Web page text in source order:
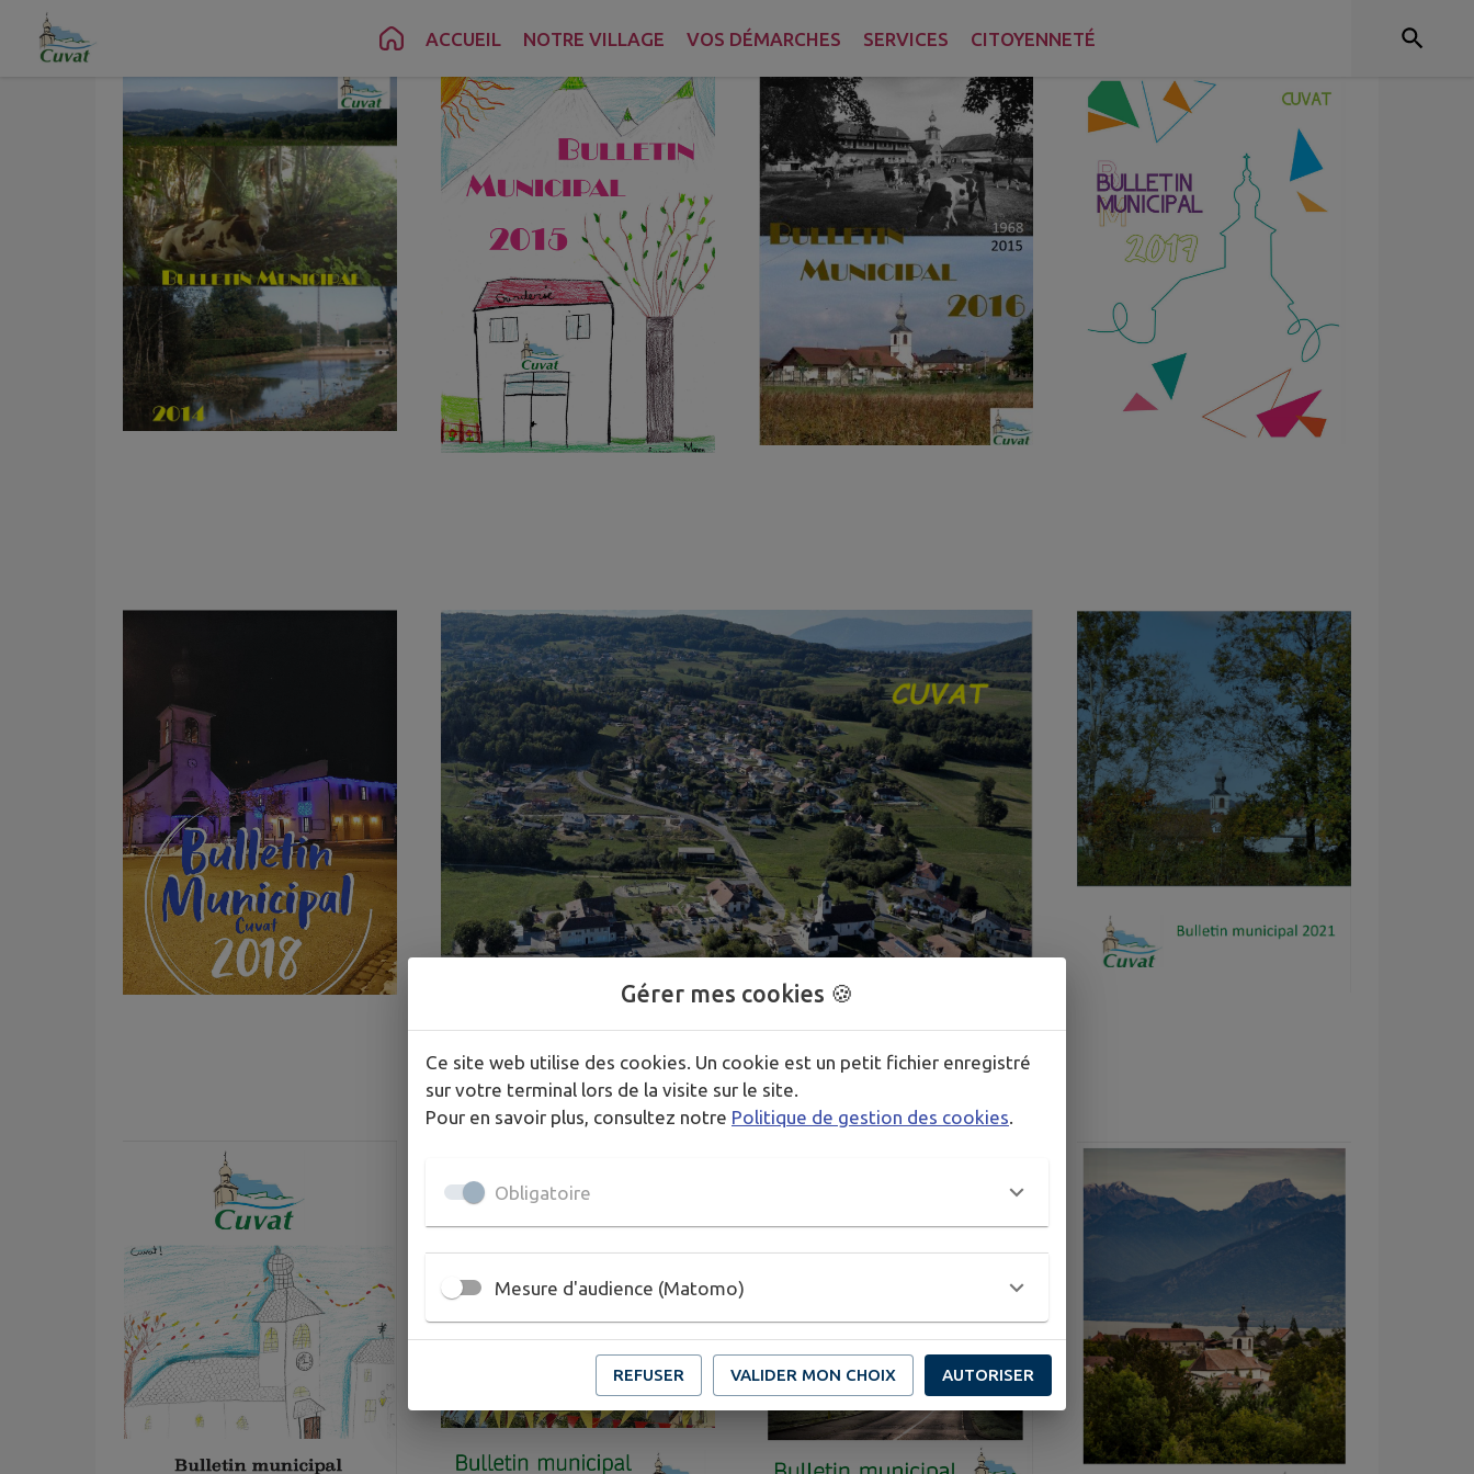
Contenu Pied de page ACCUEIL NOTRE VILLAGE VOS DÉMARCHES SERVICES CITOYENNETÉ
Gérer mes cookies 🍪
Ce site web utilise des cookies. Un cookie est un petit fichier enregistré
sur votre terminal lors de la visite sur le site.
Pour en savoir plus, consultez notre Politique de gestion des cookies.
Obligatoire
Mesure d'audience (Matomo)
REFUSER VALIDER MON CHOIX AUTORISER